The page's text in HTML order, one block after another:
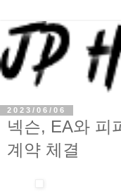
2023/06/06
넥슨, EA와 피
계약 체결